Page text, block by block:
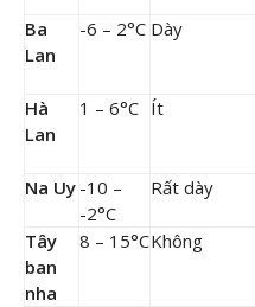
Ba
Lan
-6 – 2°C Dày
Hà
Lan
1 – 6°C Ít
Na Uy -10 –
-2°C
Rất dày
Tây
ban
nha
8 – 15°CKhông